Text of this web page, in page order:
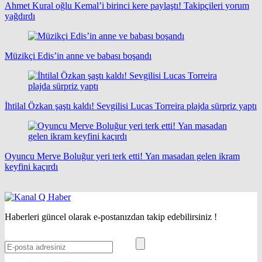
Ahmet Kural oğlu Kemal’i birinci kere paylaştı! Takipçileri yorum
yağdırdı
Müzikçi Edis’in anne ve babası boşandı
İhtilal Özkan şaştı kaldı! Sevgilisi Lucas Torreira plajda sürpriz yaptı
Oyuncu Merve Boluğur yeri terk etti! Yan masadan gelen ikram
keyfini kaçırdı
Haberleri güncel olarak e-postanızdan takip edebilirsiniz !